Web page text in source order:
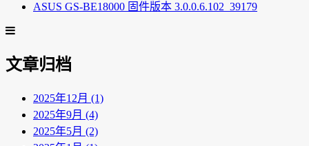
ASUS GS-BE18000 固件版本 3.0.0.6.102_39179
文章归档
2025年12月 (1)
2025年9月 (4)
2025年5月 (2)